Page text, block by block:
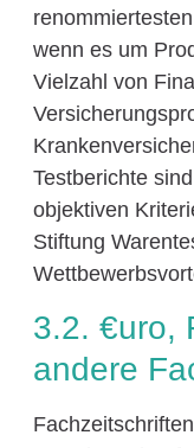
wenn es um
Vielzahl von
Testberichte
objektiven
Stiftung
3.2. €uro,
andere